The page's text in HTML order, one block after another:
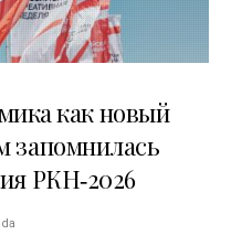
как новый
запомнилась
РКН‑2026